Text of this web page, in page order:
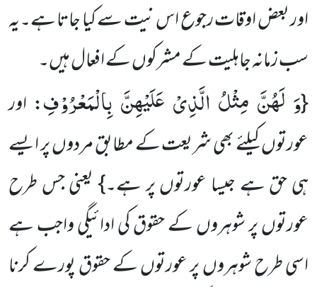
اور بعض اوقات رجوع اس نیت سے کیا جاتا ہے۔یہ
سب زمانہ جاہلیت کے مشرکوں کے افعال ہیں۔
{وَ لَهُنَّ مِثْلُ الَّذِیْ عَلَیْهِنَّ بِالْمَعْرُوْفِ: اور
عورتوں کیلئے بھی شریعت کے مطابق مردوں پر ایسے
ہی حق ہے جیسا عورتوں پر ہے۔} یعنی جس طرح
عورتوں پر شوہروں کے حقوق کی ادائیگی واجب ہے
اسی طرح شوہروں پر عورتوں کے حقوق پورے کرنا